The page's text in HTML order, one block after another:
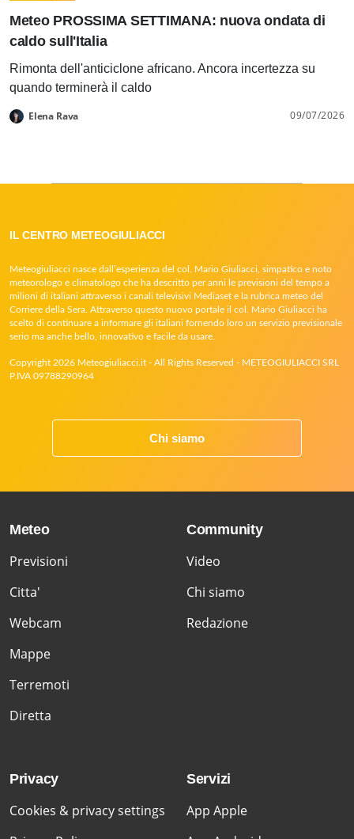
Meteo PROSSIMA SETTIMANA: nuova ondata di
caldo sull'Italia
Rimonta dell'anticiclone africano. Ancora incertezza su
quando terminerà il caldo
Elena Rava 09/07/2026
IL CENTRO METEOGIULIACCI
Meteogiuliacci nasce dall’esperienza del col. Mario Giuliacci, simpatico e noto
meteorologo e climatologo che ha descritto per anni le previsioni del tempo a
milioni di italiani attraverso i canali televisivi Mediaset e la rubrica meteo del
Corriere della Sera. Attraverso questo nuovo portale il col. Mario Giuliacci ha
scelto di continuare a informare gli italiani fornendo loro un servizio previsionale
serio ma anche bello, innovativo e facile da usare.
Copyright 2026 Meteogiuliacci.it - All Rights Reserved - METEOGIULIACCI SRL
P.IVA 09788290964
Chi siamo
Meteo
Previsioni
Citta'
Webcam
Mappe
Terremoti
Diretta
Community
Video
Chi siamo
Redazione
Privacy
Cookies & privacy settings
Servizi
App Apple